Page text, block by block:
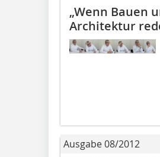
„Wenn Bauen
Architektur
Ausgabe 08/2012